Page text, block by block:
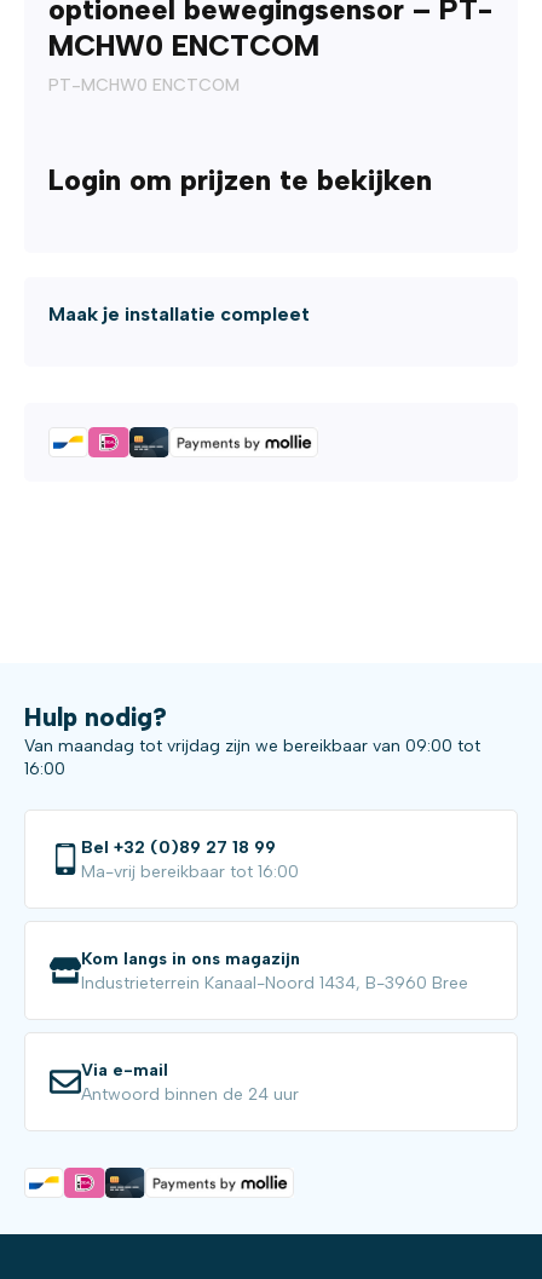
optioneel bewegingsensor – PT-
MCHW0 ENCTCOM
PT-MCHW0 ENCTCOM
Login om prijzen te bekijken
Maak je installatie compleet
Hulp nodig?
Van maandag tot vrijdag zijn we bereikbaar van 09:00 tot
16:00
Bel +32 (0)89 27 18 99
Ma-vrij bereikbaar tot 16:00
Kom langs in ons magazijn
Industrieterrein Kanaal-Noord 1434, B-3960 Bree
Via e-mail
Antwoord binnen de 24 uur